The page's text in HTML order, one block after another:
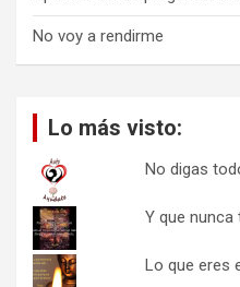
No voy a rendirme
Lo más visto:
No digas
Y que nunca
Lo que eres